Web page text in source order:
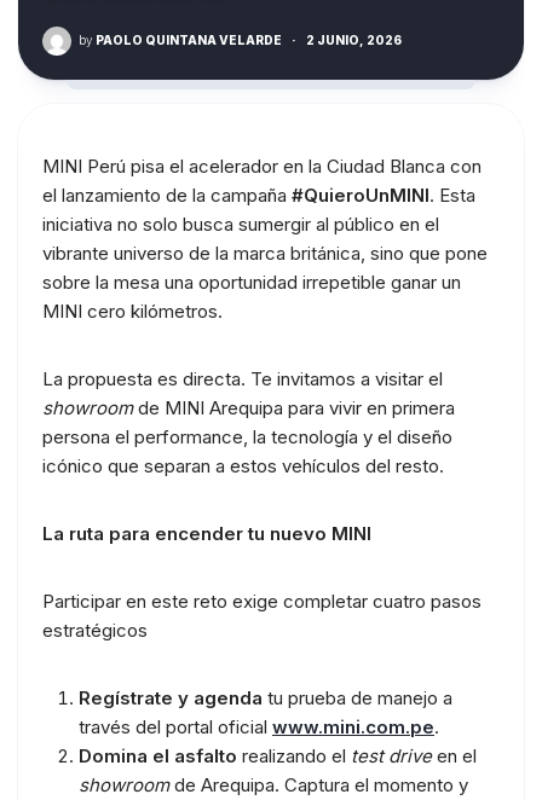
by PAOLO QUINTANA VELARDE · 2 JUNIO, 2026
MINI Perú pisa el acelerador en la Ciudad Blanca con
el lanzamiento de la campaña #QuieroUnMINI. Esta
iniciativa no solo busca sumergir al público en el
vibrante universo de la marca británica, sino que pone
sobre la mesa una oportunidad irrepetible ganar un
MINI cero kilómetros.
La propuesta es directa. Te invitamos a visitar el
showroomde MINI Arequipa para vivir en primera
persona el performance, la tecnología y el diseño
icónico que separan a estos vehículos del resto.
La ruta para encender tu nuevo MINI
Participar en este reto exige completar cuatro pasos
estratégicos
Regístrate y agenda tu prueba de manejo a
través del portal oficial www.mini.com.pe.
Domina el asfalto realizando el test driveen el
showroomde Arequipa. Captura el momento y